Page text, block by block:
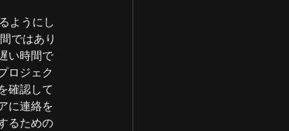
ようにし
ではあり
い時間で
ロジェク
確認して
に連絡を
るための